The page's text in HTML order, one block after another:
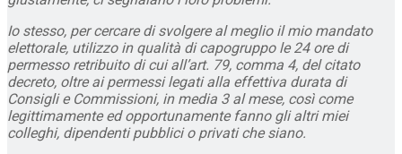
Io stesso, per cercare di svolgere al meglio il mio mandato
elettorale, utilizzo in qualità di capogruppo le 24 ore di
permesso retribuito di cui all’art. 79, comma 4, del citato
decreto, oltre ai permessi legati alla effettiva durata di
Consigli e Commissioni, in media 3 al mese, così come
legittimamente ed opportunamente fanno gli altri miei
colleghi, dipendenti pubblici o privati che siano.